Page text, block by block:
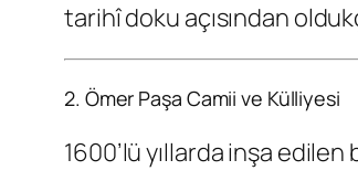
tarihî doku açısından
2. Ömer Paşa Camii ve Külliyesi
1600’lü yıllarda inşa edilen